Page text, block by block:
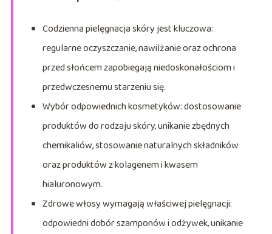
Codzienna pielęgnacja skóry jest kluczowa:
regularne oczyszczanie, nawilżanie oraz ochrona
przed słońcem zapobiegają niedoskonałościom i
przedwczesnemu starzeniu się.
Wybór odpowiednich kosmetyków: dostosowanie
produktów do rodzaju skóry, unikanie zbędnych
chemikaliów, stosowanie naturalnych składników
oraz produktów z kolagenem i kwasem
hialuronowym.
Zdrowe włosy wymagają właściwej pielęgnacji:
odpowiedni dobór szamponów i odżywek, unikanie